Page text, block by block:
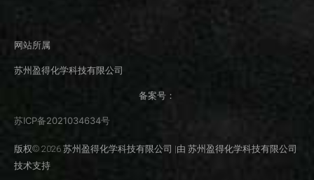
网站所属
苏州盈得化学科技有限公司
备案号：
苏ICP备2021034634号
版权© 2026 苏州盈得化学科技有限公司 |由 苏州盈得化学科技有限公司
技术支持